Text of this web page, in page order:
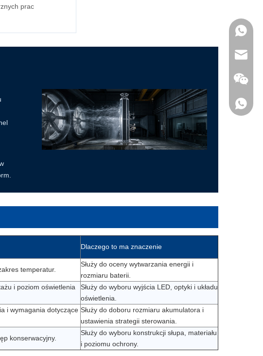
prac
Dlaczego to ma znaczenie
temperatur.
Służy do oceny wytwarzania energii i
rozmiaru baterii.
i poziom oświetlenia
Służy do wyboru wyjścia LED, optyki i układu
oświetlenia.
i wymagania dotyczące Służy do doboru rozmiaru akumulatora i
ustawienia strategii sterowania.
konserwacyjny.
Służy do wyboru konstrukcji słupa, materiału
i poziomu ochrony.
+86-